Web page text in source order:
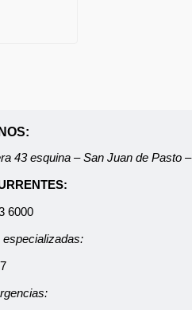
43 esquina – San Juan de Pasto
6000